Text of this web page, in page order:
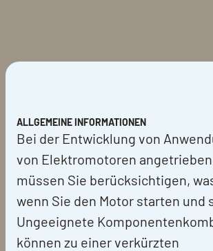
ALLGEMEINE INFORMATIONEN
Bei der Entwicklung von
von Elektromotoren
müssen Sie berücksichtigen,
wenn Sie den Motor starten und
Ungeeignete
können zu einer verkürzten